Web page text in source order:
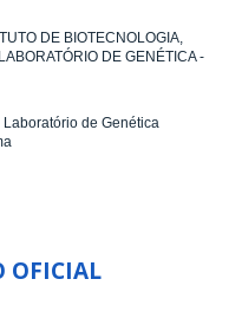
DE BIOTECNOLOGIA,
DE GENÉTICA -
de Genética
OFICIAL